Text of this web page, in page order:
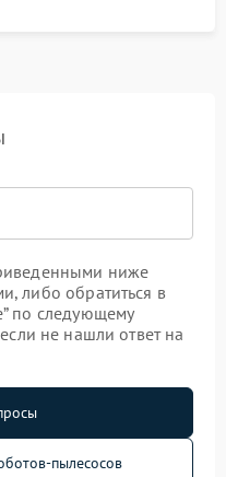
ниже
либо обратиться в
по следующему
если не нашли ответ на
пылесосов